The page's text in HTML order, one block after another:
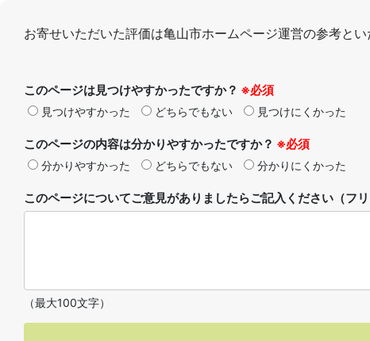
お寄せいただいた評価は亀山市ホームページ運営の参考とい
このページは見つけやすかったですか？ ※必須
見つけやすかった どちらでもない 見つけにくかった
このページの内容は分かりやすかったですか？ ※必須
分かりやすかった どちらでもない 分かりにくかった
このページについてご意見がありましたらご記入ください（フ
（最大100文字）